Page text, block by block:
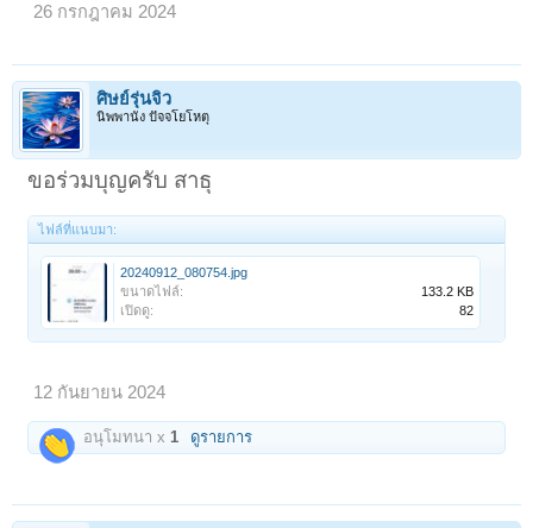
26 กรกฎาคม 2024
ศิษย์รุ่นจิ๋ว
นิพพานัง ปัจจโยโหตุ
ขอร่วมบุญครับ สาธุ
ไฟล์ที่แนบมา:
20240912_080754.jpg
ขนาดไฟล์:
133.2 KB
เปิดดู:
82
12 กันยายน 2024
อนุโมทนา x1 ดูรายการ